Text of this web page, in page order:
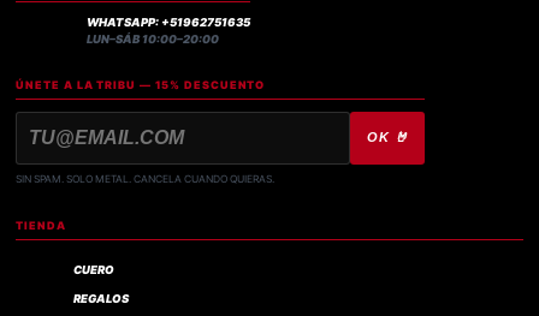
WHATSAPP: +51962751635
LUN–SÁB 10:00–20:00
ÚNETE A LA TRIBU — 15% DESCUENTO
OK 🤘
SIN SPAM. SOLO METAL. CANCELA CUANDO QUIERAS.
TIENDA
CUERO
REGALOS